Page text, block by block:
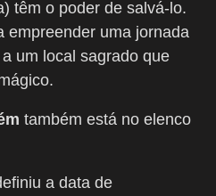
têm o poder de salvá-lo.
empreender uma jornada
um local sagrado que
também está no elenco
a data de